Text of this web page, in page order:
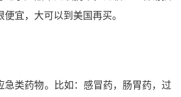
宜，大可以到美国再买。
急类药物。比如：感冒药，肠胃药，过